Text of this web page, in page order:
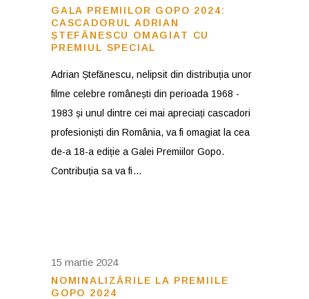
GALA PREMIILOR GOPO 2024:
CASCADORUL ADRIAN
ȘTEFĂNESCU OMAGIAT CU
PREMIUL SPECIAL
Adrian Ștefănescu, nelipsit din distribuția unor
filme celebre românești din perioada 1968 -
1983 și unul dintre cei mai apreciați cascadori
profesioniști din România, va fi omagiat la cea
de-a 18-a ediție a Galei Premiilor Gopo.
Contribuția sa va fi
15 martie 2024
NOMINALIZĂRILE LA PREMIILE
GOPO 2024